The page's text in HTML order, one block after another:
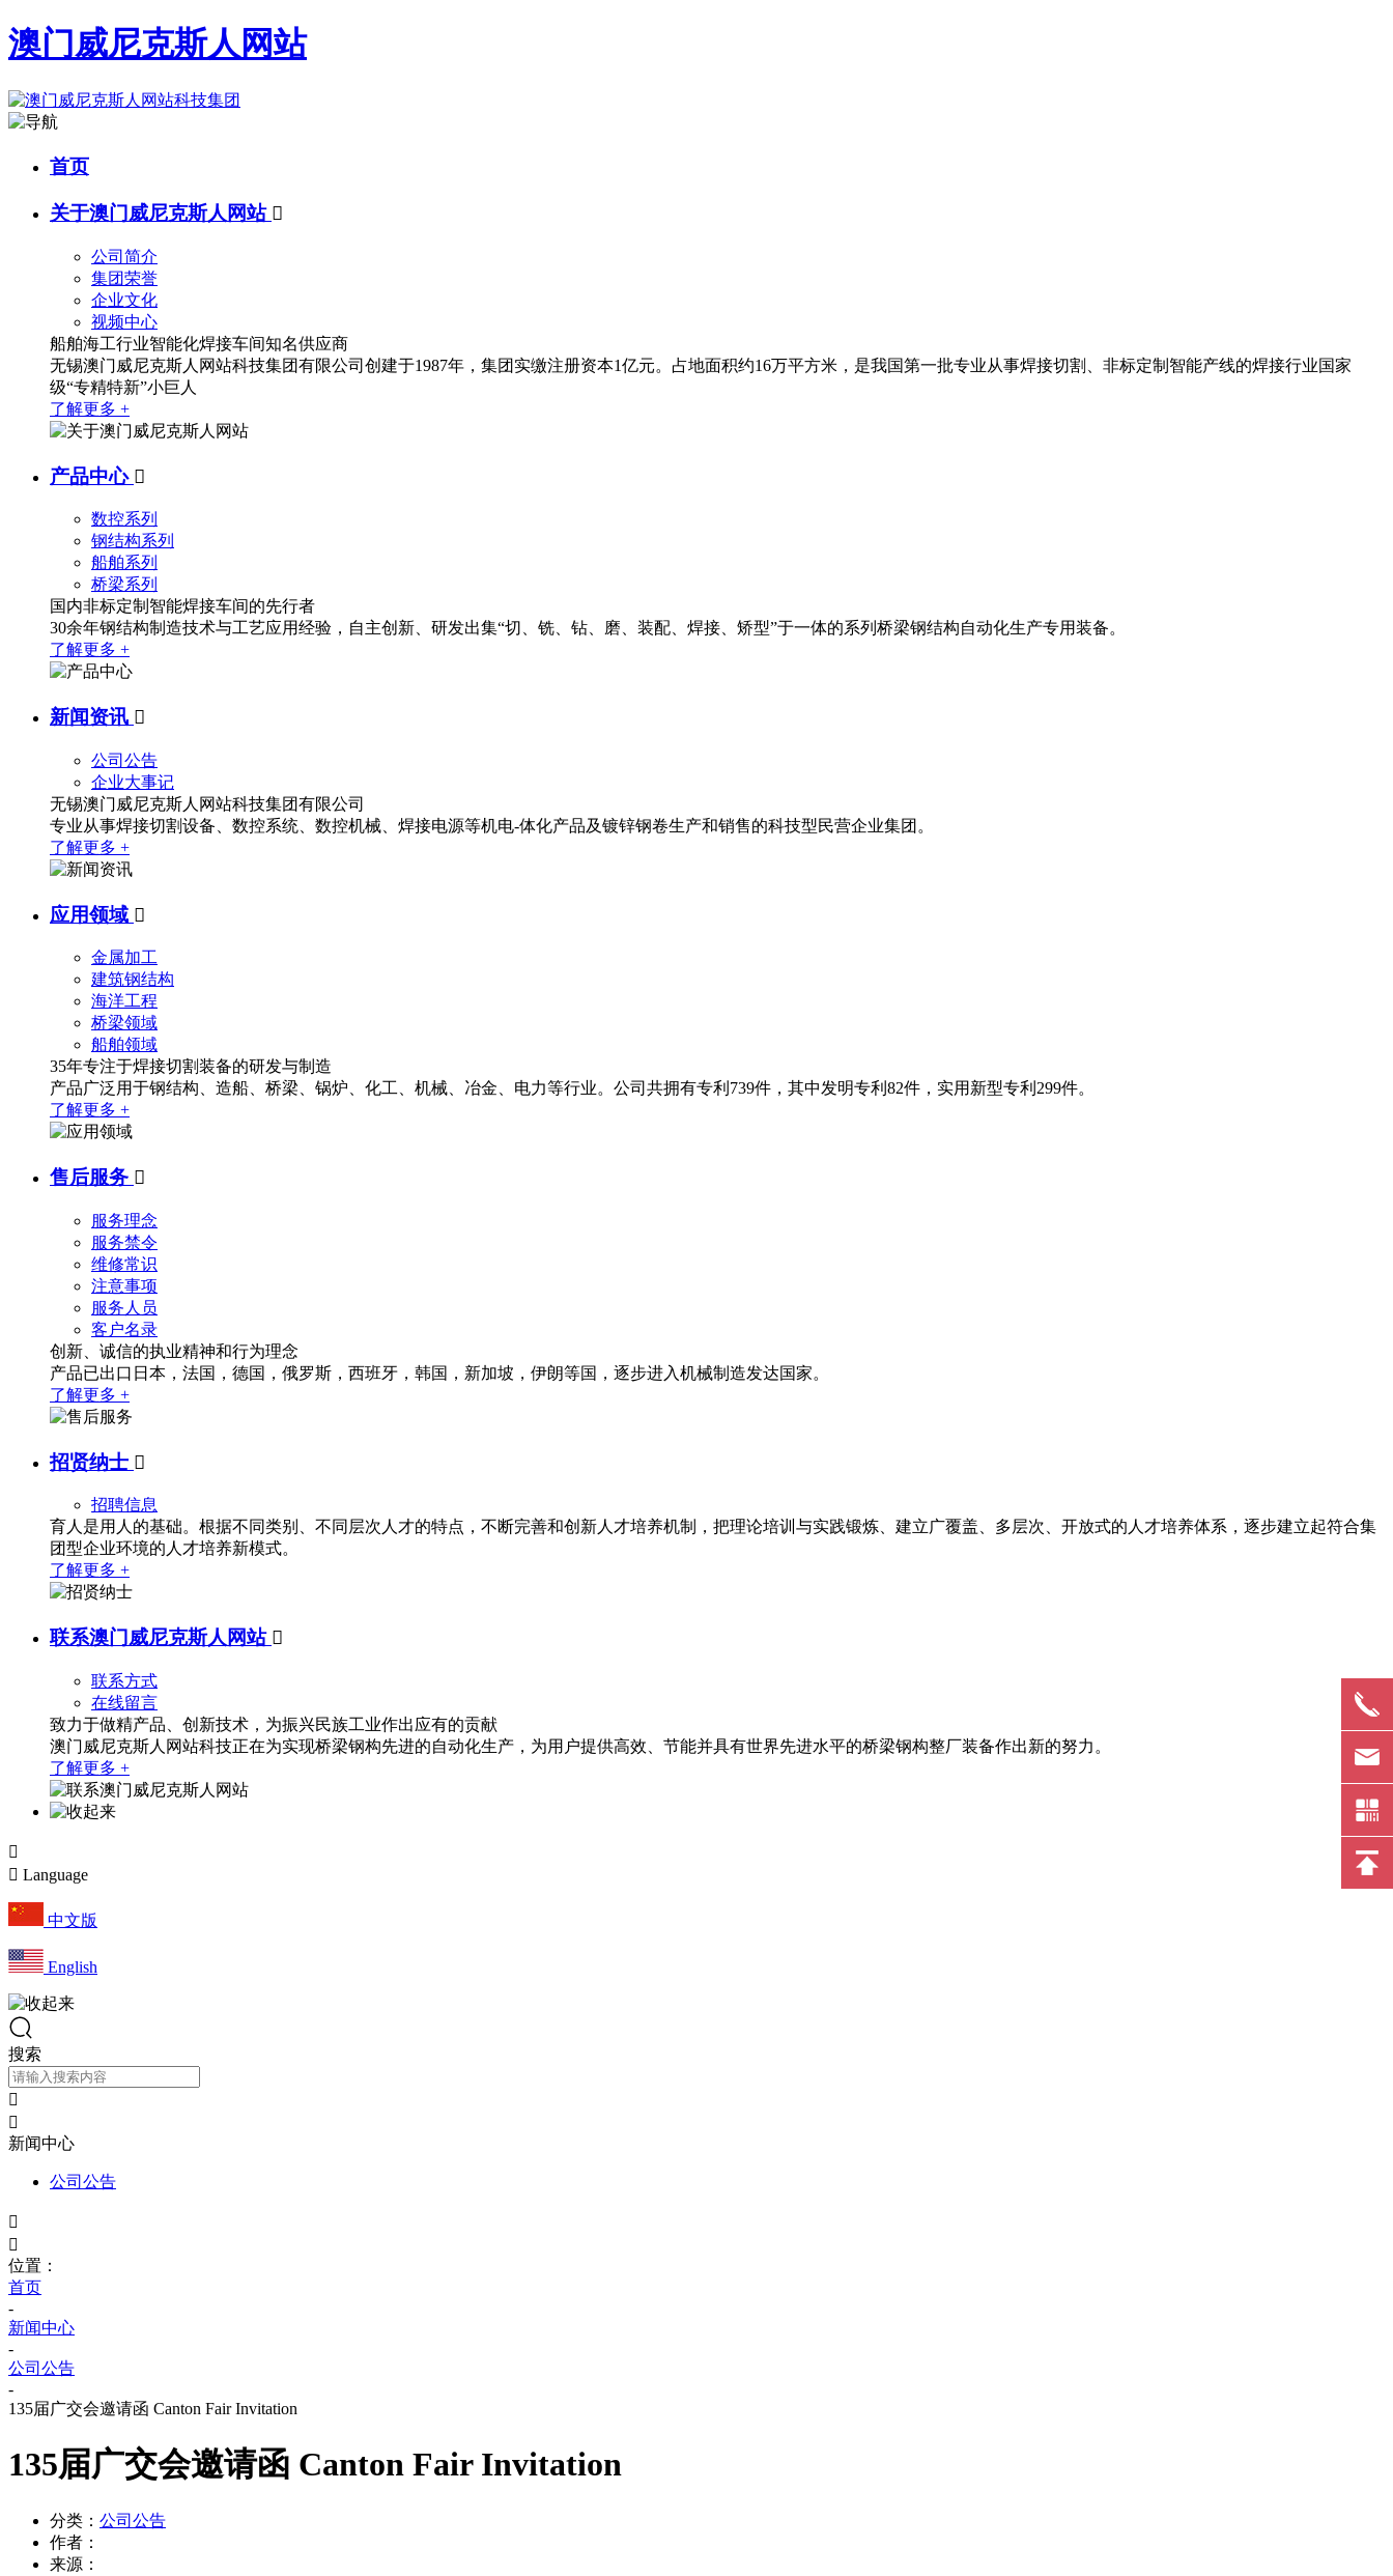
澳门威尼克斯人网站
首页
关于澳门威尼克斯人网站 
公司简介
集团荣誉
企业文化
视频中心
船舶海工行业智能化焊接车间知名供应商
无锡澳门威尼克斯人网站科技集团有限公司创建于1987年，集团实缴注册资本1亿元。占地面积约16万平方米，是我国第一批专业从事焊接切割、非标定制智能产线的焊接行业国家
级“专精特新”小巨人
了解更多 +
产品中心 
数控系列
钢结构系列
船舶系列
桥梁系列
国内非标定制智能焊接车间的先行者
30余年钢结构制造技术与工艺应用经验，自主创新、研发出集“切、铣、钻、磨、装配、焊接、矫型”于一体的系列桥梁钢结构自动化生产专用装备。
了解更多 +
新闻资讯 
公司公告
企业大事记
无锡澳门威尼克斯人网站科技集团有限公司
专业从事焊接切割设备、数控系统、数控机械、焊接电源等机电-体化产品及镀锌钢卷生产和销售的科技型民营企业集团。
了解更多 +
应用领域 
金属加工
建筑钢结构
海洋工程
桥梁领域
船舶领域
35年专注于焊接切割装备的研发与制造
产品广泛用于钢结构、造船、桥梁、锅炉、化工、机械、冶金、电力等行业。公司共拥有专利739件，其中发明专利82件，实用新型专利299件。
了解更多 +
售后服务 
服务理念
服务禁令
维修常识
注意事项
服务人员
客户名录
创新、诚信的执业精神和行为理念
产品已出口日本，法国，德国，俄罗斯，西班牙，韩国，新加坡，伊朗等国，逐步进入机械制造发达国家。
了解更多 +
招贤纳士 
招聘信息
育人是用人的基础。根据不同类别、不同层次人才的特点，不断完善和创新人才培养机制，把理论培训与实践锻炼、建立广覆盖、多层次、开放式的人才培养体系，逐步建立起符合集
团型企业环境的人才培养新模式。
了解更多 +
联系澳门威尼克斯人网站 
联系方式
在线留言
致力于做精产品、创新技术，为振兴民族工业作出应有的贡献
澳门威尼克斯人网站科技正在为实现桥梁钢构先进的自动化生产，为用户提供高效、节能并具有世界先进水平的桥梁钢构整厂装备作出新的努力。
了解更多 +

 Language
中文版
English
搜索


新闻中心
公司公告


位置：
首页
-
新闻中心
-
公司公告
-
135届广交会邀请函 Canton Fair Invitation
135届广交会邀请函 Canton Fair Invitation
分类： 公司公告
作者：
来源：